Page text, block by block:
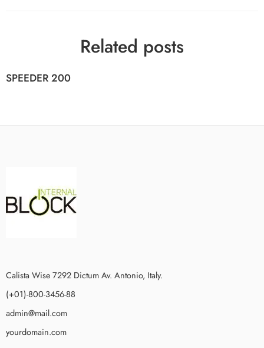
Related posts
SPEEDER 200
Calista Wise 7292 Dictum Av. Antonio, Italy.
(+01)-800-3456-88
admin@mail.com
yourdomain.com